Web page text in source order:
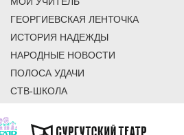
ГЕОРГИЕВСКАЯ ЛЕНТОЧКА
ИСТОРИЯ НАДЕЖДЫ
НАРОДНЫЕ НОВОСТИ
ПОЛОСА УДАЧИ
СТВ-ШКОЛА